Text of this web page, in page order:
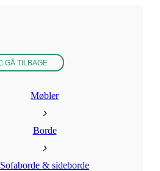
GÅ TILBAGE
Møbler
Borde
Sofaborde & sideborde